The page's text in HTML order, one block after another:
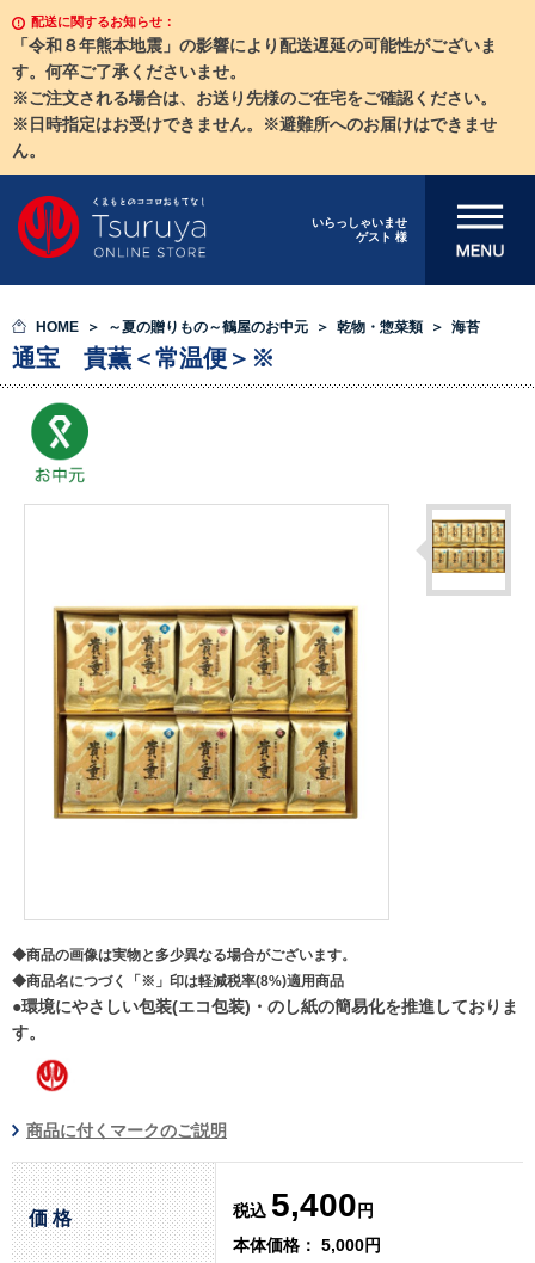
配送に関するお知らせ：
「令和８年熊本地震」の影響により配送遅延の可能性がございま
す。何卒ご了承くださいませ。
※ご注文される場合は、お送り先様のご在宅をご確認ください。
※日時指定はお受けできません。※避難所へのお届けはできませ
ん。
いらっしゃいませ
ゲスト 様
メニューを開
HOME ～夏の贈りもの～鶴屋のお中元 乾物・惣菜類 海苔
通宝 貴薫＜常温便＞※
◆商品の画像は実物と多少異なる場合がございます。
◆商品名につづく「※」印は軽減税率(8%)適用商品
●環境にやさしい包装(エコ包装)・のし紙の簡易化を推進しておりま
す。
商品に付くマークのご説明
価 格 税込 5,400 円
本体価格： 5,000円